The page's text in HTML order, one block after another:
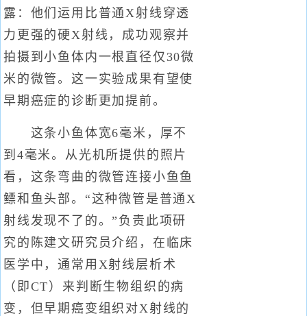
露：他们运用比普通X射线穿透
力更强的硬X射线，成功观察并
拍摄到小鱼体内一根直径仅30微
米的微管。这一实验成果有望使
早期癌症的诊断更加提前。
这条小鱼体宽6毫米，厚不
到4毫米。从光机所提供的照片
看，这条弯曲的微管连接小鱼鱼
鳔和鱼头部。“这种微管是普通X
射线发现不了的。”负责此项研
究的陈建文研究员介绍，在临床
医学中，通常用X射线层析术
（即CT）来判断生物组织的病
变，但早期癌变组织对X射线的